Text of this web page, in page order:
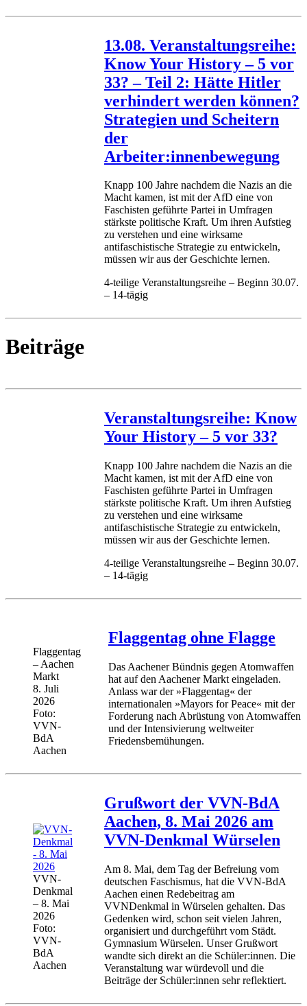
13.08. Veranstaltungsreihe:
Know Your History – 5 vor
33? – Teil 2: Hätte Hitler
verhindert werden können?
Strategien und Scheitern
der
Arbeiter:innenbewegung
Knapp 100 Jahre nachdem die Nazis an die
Macht kamen, ist mit der AfD eine von
Faschisten geführte Partei in Umfragen
stärkste politische Kraft. Um ihren Aufstieg
zu verstehen und eine wirksame
antifaschistische Strategie zu entwickeln,
müssen wir aus der Geschichte lernen.
4-teilige Veranstaltungsreihe – Beginn 30.07.
– 14-tägig
Beiträge
Veranstaltungsreihe: Know
Your History – 5 vor 33?
Knapp 100 Jahre nachdem die Nazis an die
Macht kamen, ist mit der AfD eine von
Faschisten geführte Partei in Umfragen
stärkste politische Kraft. Um ihren Aufstieg
zu verstehen und eine wirksame
antifaschistische Strategie zu entwickeln,
müssen wir aus der Geschichte lernen.
4-teilige Veranstaltungsreihe – Beginn 30.07.
– 14-tägig
Flaggentag
– Aachen
Markt
8. Juli
2026
Foto:
VVN-
BdA
Aachen
Flaggentag ohne Flagge
Das Aachener Bündnis gegen Atomwaffen
hat auf den Aachener Markt eingeladen.
Anlass war der »Flaggentag« der
internationalen »Mayors for Peace« mit der
Forderung nach Abrüstung von Atomwaffen
und der Intensivierung weltweiter
Friedensbemühungen.
VVN-
Denkmal
– 8. Mai
2026
Foto:
VVN-
BdA
Aachen
Grußwort der VVN-BdA
Aachen, 8. Mai 2026 am
VVN-Denkmal Würselen
Am 8. Mai, dem Tag der Befreiung vom
deutschen Faschismus, hat die VVN-BdA
Aachen einen Redebeitrag am
VVNDenkmal in Würselen gehalten. Das
Gedenken wird, schon seit vielen Jahren,
organisiert und durchgeführt vom Städt.
Gymnasium Würselen. Unser Grußwort
wandte sich direkt an die Schüler:innen. Die
Veranstaltung war würdevoll und die
Beiträge der Schüler:innen sehr reflektiert.